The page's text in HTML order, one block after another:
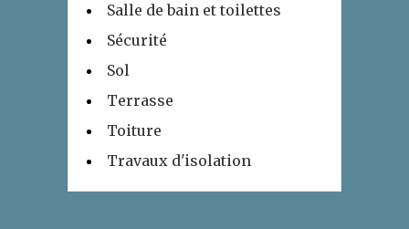
Salle de bain et toilettes
Sécurité
Sol
Terrasse
Toiture
Travaux d'isolation